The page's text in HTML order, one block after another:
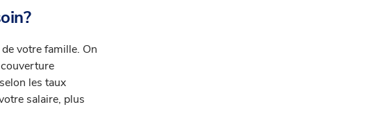
votre famille. On
les taux
salaire, plus